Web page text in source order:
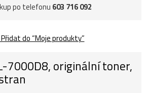
po telefonu 603 716 092
Přidat do “Moje produkty”
7000D8, originální toner,